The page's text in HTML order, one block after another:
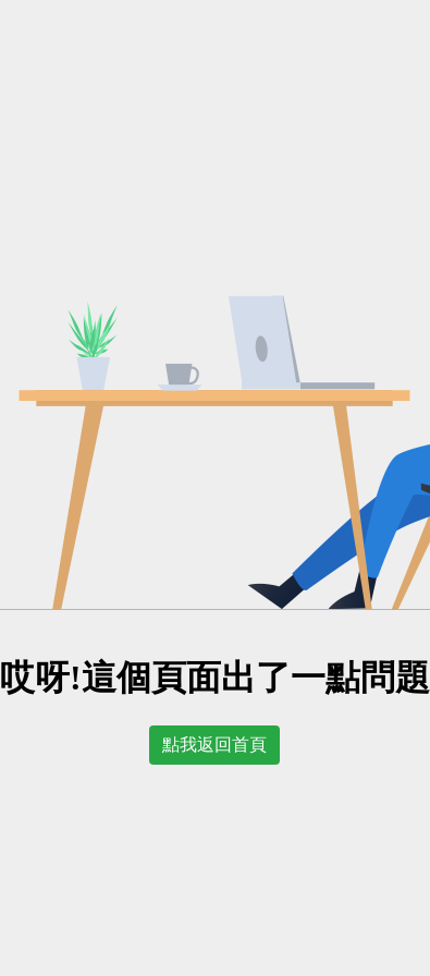
哎呀!這個頁面出了一點問題
點我返回首頁